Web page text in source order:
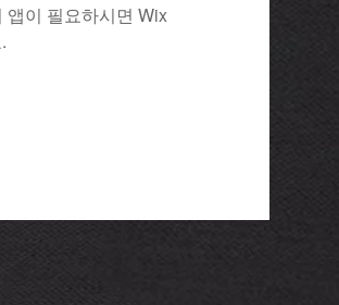
앱이 필요하시면 Wix